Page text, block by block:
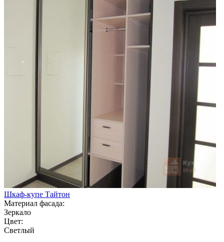
Шкаф-купе Тайтон
Материал фасада:
Зеркало
Цвет:
Светлый